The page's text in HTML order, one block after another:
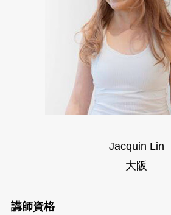
Jacquin Lin
大阪
講師資格